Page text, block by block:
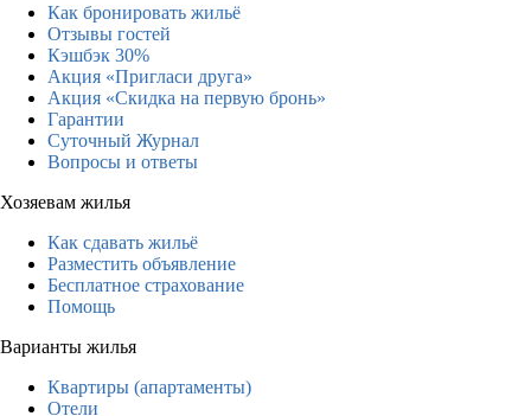
Как бронировать жильё
Отзывы гостей
Кэшбэк 30%
Акция «Пригласи друга»
Акция «Скидка на первую бронь»
Гарантии
Суточный Журнал
Вопросы и ответы
Хозяевам жилья
Как сдавать жильё
Разместить объявление
Бесплатное страхование
Помощь
Варианты жилья
Квартиры (апартаменты)
Отели